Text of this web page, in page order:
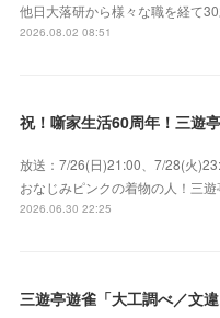
他日大落研から様々な職を経て
2026.08.02 08:51
放送：7/26(日)21:00、7/28(火
おなじみピンクの着物の人！三
2026.06.30 22:25